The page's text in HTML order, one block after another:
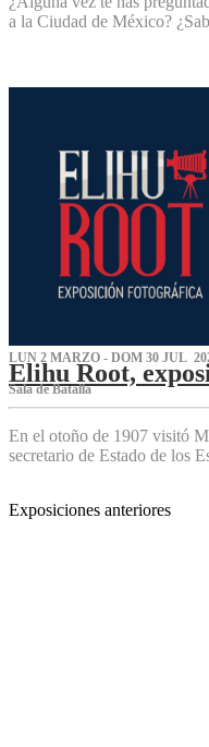
a la Ciudad de México?
LUN 2 MARZO - DOM 30 JUL
Elihu Root,
Sala de Batalla
En el otoño de 1907 visitó
secretario de Estado de los
Exposiciones anteriores